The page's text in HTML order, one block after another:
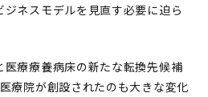
ネスモデルを見直す必要に迫ら
療療養病床の新たな転換先候補
療院が創設されたのも大きな変化